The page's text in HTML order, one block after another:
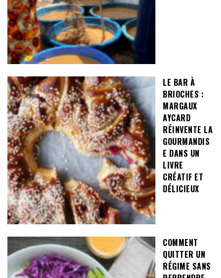
LE BAR À
BRIOCHES :
MARGAUX
AYCARD
RÉINVENTE LA
GOURMANDIS
E DANS UN
LIVRE
CRÉATIF ET
DÉLICIEUX
COMMENT
QUITTER UN
RÉGIME SANS